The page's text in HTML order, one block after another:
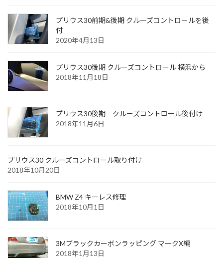
プリウス30前期&後期 クルーズコントロールを後
付
2020年4月13日
プリウス30後期 クルーズコントロール 横浜から
2018年11月18日
プリウス30後期 クルーズコントロール後付け
2018年11月6日
プリウス30 クルーズコントロール取り付け
2018年10月20日
BMW Z4 キーレス修理
2018年10月1日
3Mブラックカーボンラッピング マークX編
2018年1月13日